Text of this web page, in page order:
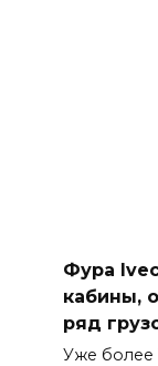
Фура
кабины,
ряд
Уже более